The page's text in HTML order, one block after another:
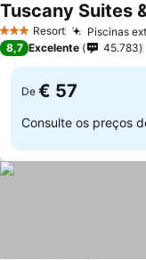
3 EstrelasResort Piscinas
Tuscany Suites
8,7 Excelente 45.783
De € 57
Consulte os preços